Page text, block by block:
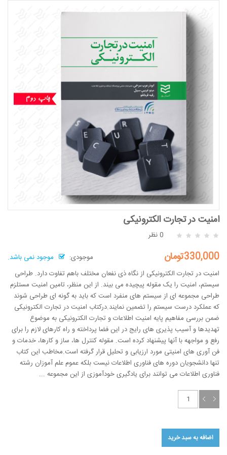
امنیت در تجارت الکترونیکی
0 نظر
330,000تومان موجودی:
موجود نمی باشد.
امنیت در تجارت الکترونیکی از نگاه ذی نفعان مختلف باهم تفاوت دارد. طراحی
سیستم، امنیت را یک مقوله پیچیده می بیند. از این منظر، تامین امنیت مستلزم
طراحی مجموعه ای از سیستم های منفرد است که باید به گونه ای طراحی شوند
که عملکرد درست سیستم را تضمین نمایند.درکتاب امنیت در تجارت الکترونیکی
ضمن بررسی مفاهیم پایه امنیت اطلاعات و تجارت الکترونیکی به موضوع
تهدیدها و آسیب پذیری های رایج در این فضا پرداخته و راه کارهای لازم را برای
رفع و مواجهه با آنها پیشنهاد کرده است. مقوله کنترل ها، ساز و کارها، خدمات و
فن آوری های امنیتی مورد ارزیابی و تحلیل قرار گرفته است.مخاطب این کتاب
تنها دانشجویان دوره های فناوری اطلاعات نیست بلکه عموم علم آموزان رشته
فناوری اطلاعات می توانند برای یادگیری خودآموزی از این مجموعه ...